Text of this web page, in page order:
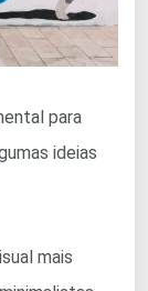
para
ideias
mais